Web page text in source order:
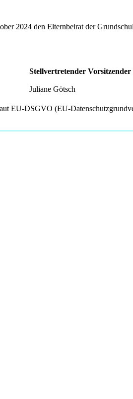
2024 den Elternbeirat der
Stellvertretender
Juliane Götsch
EU-DSGVO (EU-